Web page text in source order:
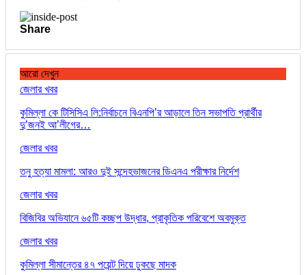
Share
আরো দেখুন
জেলার খবর
কুমিল্লা কে টিসিসিএ লি:নির্বাচনে বিএনপি’র আড়ালে তিন সভাপতি প্রার্থীর
দু’জনই আ’লীগের…
জেলার খবর
তনু হত্যা মামলা: আরও দুই সন্দেহভাজনের ডিএনএ পরীক্ষার নির্দেশ
জেলার খবর
বিজিবির অভিযানে ৬৫টি কচ্ছপ উদ্ধার, প্রাকৃতিক পরিবেশে অবমুক্ত
জেলার খবর
কুমিল্লা সীমান্তের ৪৭ পয়েন্ট দিয়ে ঢুকছে মাদক